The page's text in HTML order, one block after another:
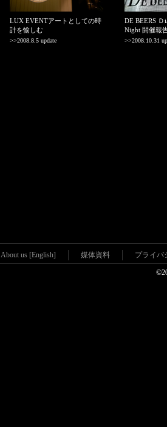
LUX EVENTアートとしての時
計を愉しむ
>>2008.8.5 update
DE BEERS Ｄ
Night 開催報
>>2008.10.31
About us [English] 媒体資料 プライバ